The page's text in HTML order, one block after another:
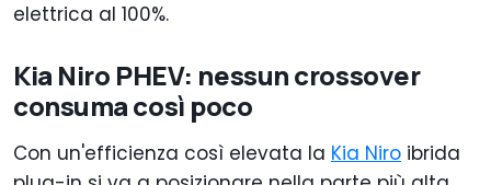
elettrica al 100%.
Kia Niro PHEV: nessun crossover
consuma così poco
Con un'efficienza così elevata la Kia Niro ibrida